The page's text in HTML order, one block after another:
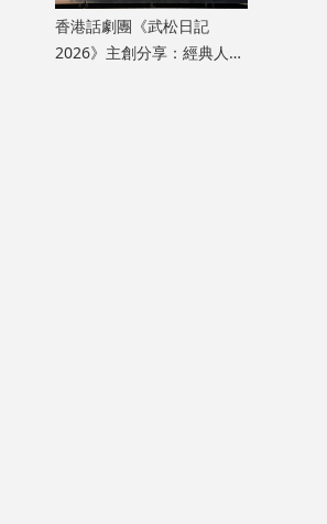
香港話劇團《武松日記
2026》主創分享：經典人物